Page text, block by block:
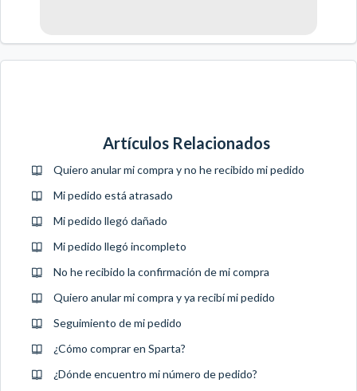
Artículos Relacionados
Quiero anular mi compra y no he recibido mi pedido
Mi pedido está atrasado
Mi pedido llegó dañado
Mi pedido llegó incompleto
No he recibido la confirmación de mi compra
Quiero anular mi compra y ya recibí mi pedido
Seguimiento de mi pedido
¿Cómo comprar en Sparta?
¿Dónde encuentro mi número de pedido?